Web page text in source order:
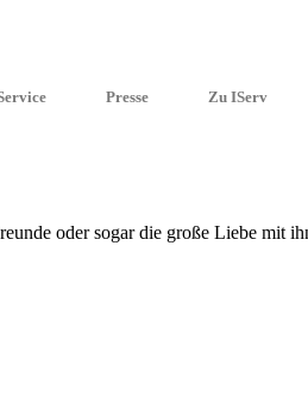
Presse Zu IServ
oder sogar die große Liebe mit